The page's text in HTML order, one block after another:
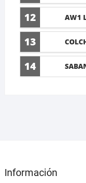
12 AW1
13
14
Información